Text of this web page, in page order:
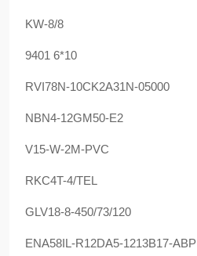
KW-8/8
9401 6*10
RVI78N-10CK2A31N-05000
NBN4-12GM50-E2
V15-W-2M-PVC
RKC4T-4/TEL
GLV18-8-450/73/120
ENA58IL-R12DA5-1213B17-ABP